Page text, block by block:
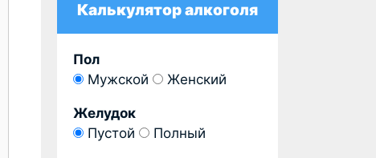
Калькулятор алкоголя
Пол
Мужской
Женский
Желудок
Пустой
Полный